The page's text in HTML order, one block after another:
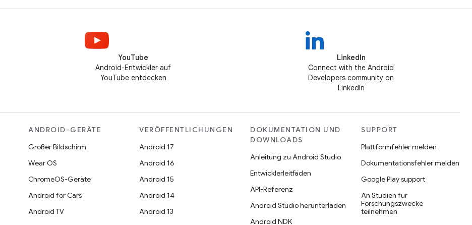
YouTube
Android-Entwickler auf
YouTube entdecken
LinkedIn
Connect with the Android
Developers community on
LinkedIn
ANDROID-GERÄTE
Großer Bildschirm
Wear OS
ChromeOS-Geräte
Android for Cars
Android TV
VERÖFFENTLICHUNGEN
Android 17
Android 16
Android 15
Android 14
Android 13
DOKUMENTATION UND
DOWNLOADS
Anleitung zu Android Studio
Entwicklerleitfäden
API-Referenz
Android Studio herunterladen
Android NDK
SUPPORT
Plattformfehler melden
Dokumentationsfehler melden
Google Play support
An Studien für
Forschungszwecke
teilnehmen